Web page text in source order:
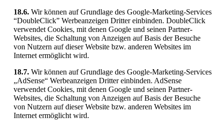
18.6. Wir können auf Grundlage des Google-Marketing-Services
“DoubleClick” Werbeanzeigen Dritter einbinden. DoubleClick
verwendet Cookies, mit denen Google und seinen Partner-
Websites, die Schaltung von Anzeigen auf Basis der Besuche
von Nutzern auf dieser Website bzw. anderen Websites im
Internet ermöglicht wird.
18.7. Wir können auf Grundlage des Google-Marketing-Services
„AdSense“ Werbeanzeigen Dritter einbinden. AdSense
verwendet Cookies, mit denen Google und seinen Partner-
Websites, die Schaltung von Anzeigen auf Basis der Besuche
von Nutzern auf dieser Website bzw. anderen Websites im
Internet ermöglicht wird.